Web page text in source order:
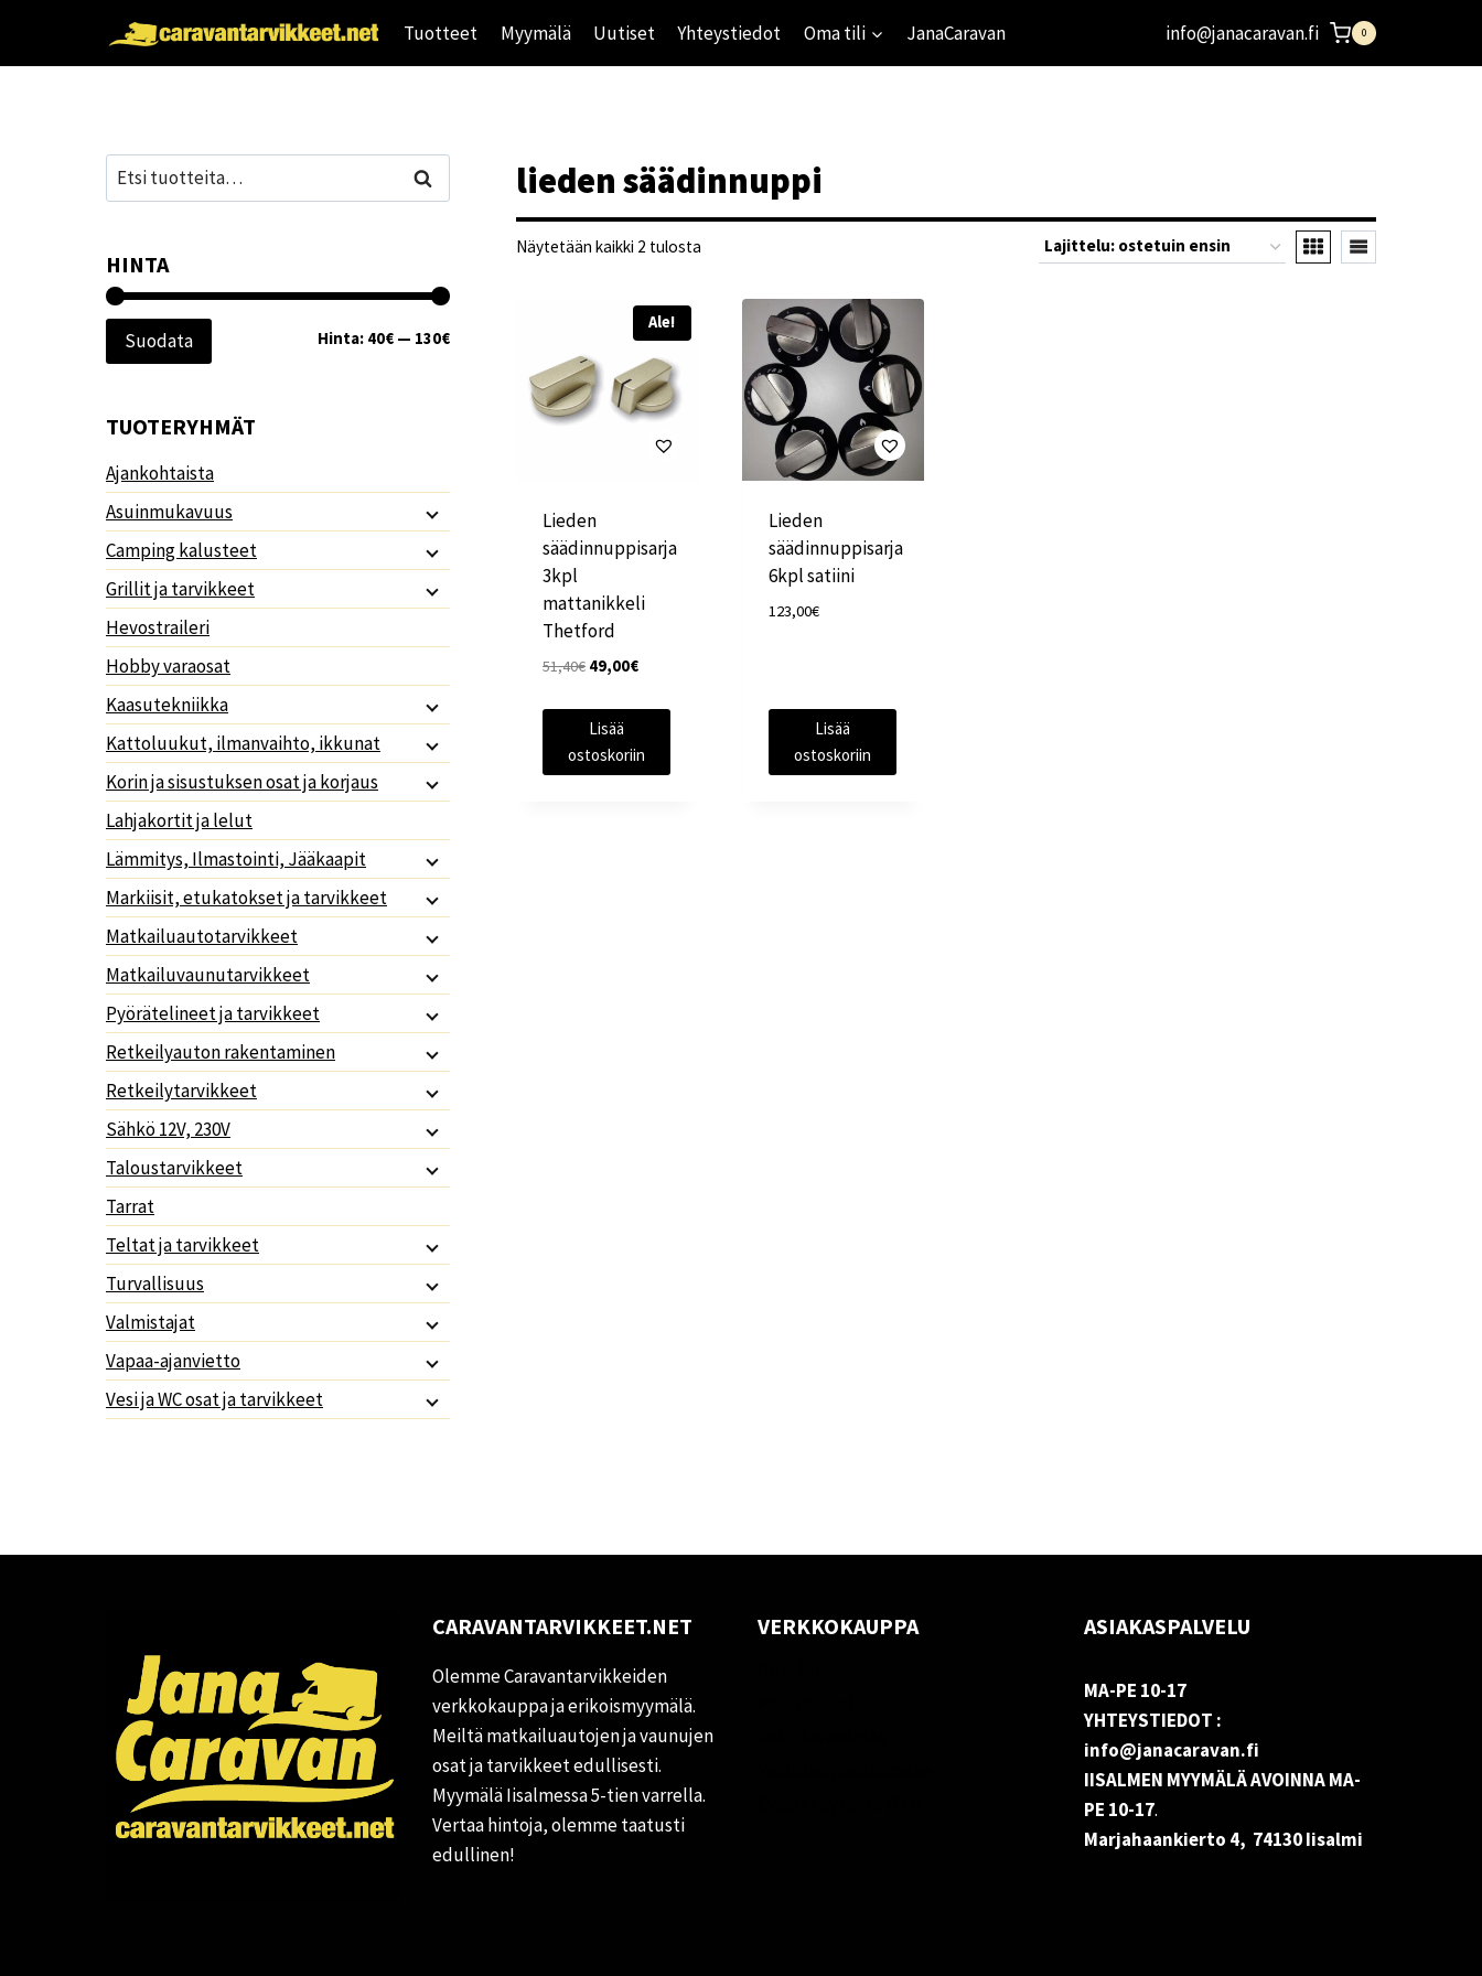
Tuotteet Myymälä Uutiset Yhteystiedot Oma tili JanaCaravan info@janacaravan.fi 0
lieden säädinnuppi
Näytetään kaikki 2 tulostaSuosituimmat
Ale!
Lieden
säädinnuppisarja
3kpl
mattanikkeli
Thetford
51,40€ Alkuperäinen
oli:
51,40€.
49,00€Nykyinen
on:
Lisää
ostoskoriin
Lieden
säädinnuppisarja
6kpl satiini
123,00€
Lisää
ostoskoriin
Etsi: Haku
HINTA
Minimihinta
Maksimihinta
Suodata Hinta: 40€ — 130€
TUOTERYHMÄT
Ajankohtaista
Asuinmukavuus
Camping kalusteet
Grillit ja tarvikkeet
Hevostraileri
Hobby varaosat
Kaasutekniikka
Kattoluukut, ilmanvaihto, ikkunat
Korin ja sisustuksen osat ja korjaus
Lahjakortit ja lelut
Lämmitys, Ilmastointi, Jääkaapit
Markiisit, etukatokset ja tarvikkeet
Matkailuautotarvikkeet
Matkailuvaunutarvikkeet
Pyörätelineet ja tarvikkeet
Retkeilyauton rakentaminen
Retkeilytarvikkeet
Sähkö 12V, 230V
Taloustarvikkeet
Tarrat
Teltat ja tarvikkeet
Turvallisuus
Valmistajat
Vapaa-ajanvietto
Vesi ja WC osat ja tarvikkeet
CARAVANTARVIKKEET.NET
Olemme Caravantarvikkeiden
verkkokauppa ja erikoismyymälä.
Meiltä matkailuautojen ja vaunujen
osat ja tarvikkeet edullisesti.
Myymälä Iisalmessa 5-tien varrella.
Vertaa hintoja, olemme taatusti
edullinen!
VERKKOKAUPPA ASIAKASPALVELU
MA-PE 10-17
YHTEYSTIEDOT :
info@janacaravan.fi
IISALMEN MYYMÄLÄ AVOINNA MA-
PE 10-17.
Marjahaankierto 4, 74130 Iisalmi